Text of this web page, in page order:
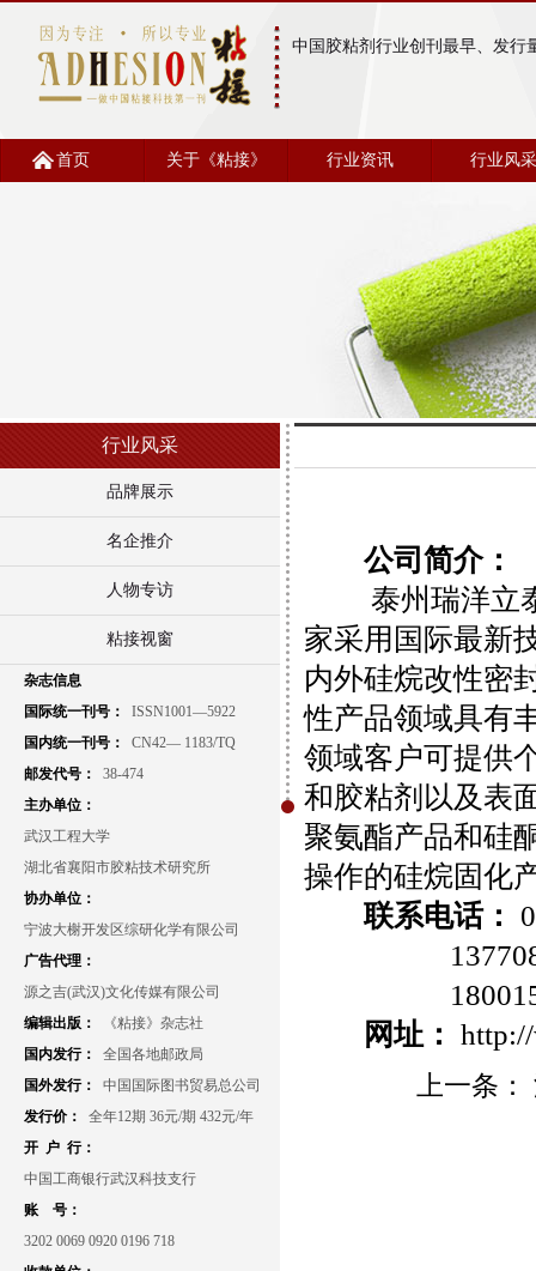
中国胶粘剂行业创刊最早、发行
首页 关于《粘接》 行业资讯 行业风采
行业风采
品牌展示
名企推介
人物专访
粘接视窗
杂志信息
国际统一刊号：
ISSN1001—5922
国内统一刊号：
CN42— 1183/TQ
邮发代号：
38-474
主办单位：
武汉工程大学
湖北省襄阳市胶粘技术研究所
协办单位：
宁波大榭开发区综研化学有限公司
广告代理：
源之吉(武汉)文化传媒有限公司
编辑出版：
《粘接》杂志社
国内发行：
全国各地邮政局
国外发行：
中国国际图书贸易总公司
发行价：
全年12期 36元/期 432元/年
开 户 行：
中国工商银行武汉科技支行
账 号：
3202 0069 0920 0196 718
公司简介：
泰州瑞洋立
家采用国际最新
内外硅烷改性密
性产品领域具有
领域客户可提供
和胶粘剂以及表
聚氨酯产品和硅
操作的硅烷固化
联系电话：
网址：
上一条：